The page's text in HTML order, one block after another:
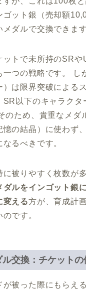
ット銀（売却額
ダルで交換できます
ットで未所持のSRや
一つの戦略です。 し
）は限界突破による
SR以下のキャラクタ
のため、貴重なメダ
憶の結晶）に使わず
るべきです。
に被りやすく枚数が
ダルをインゴット銀
変える方が、育成計
です。
交換：チケット
が被った際にもらえ